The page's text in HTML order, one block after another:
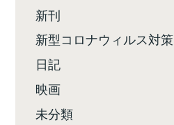
新刊
新型コロナウィルス対策
日記
映画
未分類